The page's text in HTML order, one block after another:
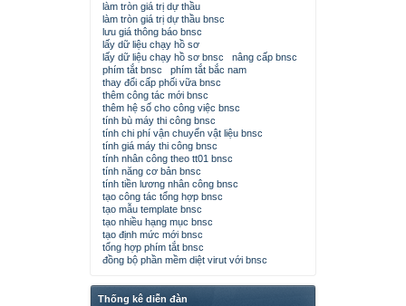
làm tròn giá trị dự thầu
làm tròn giá trị dự thầu bnsc
lưu giá thông báo bnsc
lấy dữ liệu chạy hồ sơ
lấy dữ liệu chạy hồ sơ bnsc
nâng cấp bnsc
phím tắt bnsc
phím tắt bắc nam
thay đổi cấp phối vữa bnsc
thêm công tác mới bnsc
thêm hệ số cho công việc bnsc
tính bù máy thi công bnsc
tính chi phí vận chuyển vật liệu bnsc
tính giá máy thi công bnsc
tính nhân công theo tt01 bnsc
tính năng cơ bản bnsc
tính tiền lương nhân công bnsc
tạo công tác tổng hợp bnsc
tạo mẫu template bnsc
tạo nhiều hạng mục bnsc
tạo định mức mới bnsc
tổng hợp phím tắt bnsc
đồng bộ phần mềm diệt virut với bnsc
Thống kê diễn đàn